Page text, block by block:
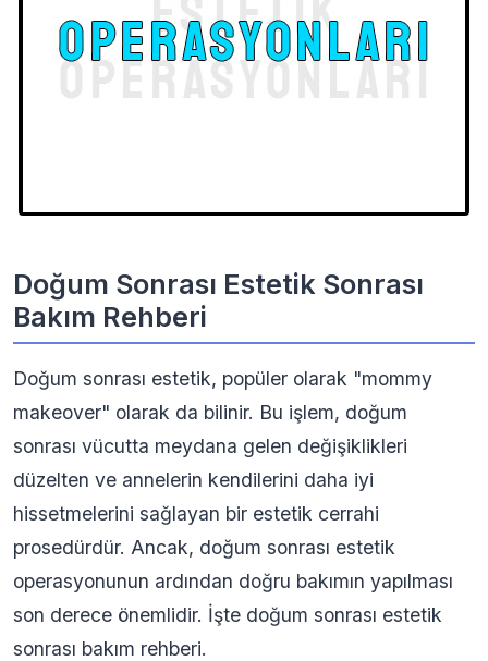
Doğum Sonrası Estetik Sonrası
Bakım Rehberi
Doğum sonrası estetik, popüler olarak "mommy
makeover" olarak da bilinir. Bu işlem, doğum
sonrası vücutta meydana gelen değişiklikleri
düzelten ve annelerin kendilerini daha iyi
hissetmelerini sağlayan bir estetik cerrahi
prosedürdür. Ancak, doğum sonrası estetik
operasyonunun ardından doğru bakımın yapılması
son derece önemlidir. İşte doğum sonrası estetik
sonrası bakım rehberi.